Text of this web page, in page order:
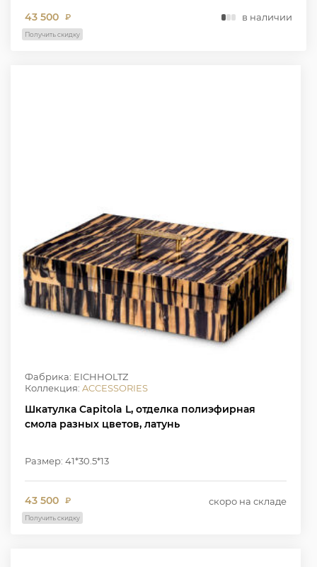
43 500 ₽ в наличии
Получить скидку
Фабрика: EICHHOLTZ
Коллекция: ACCESSORIES
Шкатулка Capitola L, отделка полиэфирная
смола разных цветов, латунь
Размер: 41*30.5*13
43 500 ₽ скоро на складе
Получить скидку